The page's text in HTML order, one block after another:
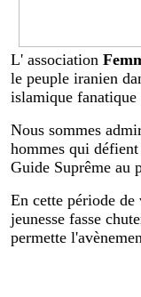
L' association
le peuple iranien
islamique fanatique
Nous sommes
hommes qui
Guide Suprême au
En cette période
jeunesse fasse
permette